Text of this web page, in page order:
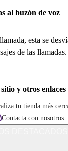
al buzón de voz
esta se
de las llamadas.
y otros enlaces
tu tienda más
Contacta con nosotros